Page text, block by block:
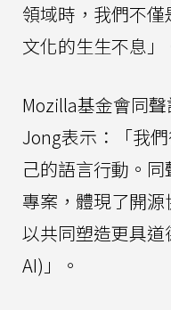
領域時，我們不
文化的生生不息」
Mozilla基金會同
Jong表示：「我
己的語言行動。
專案，體現了開源
以共同塑造更具
AI)」。